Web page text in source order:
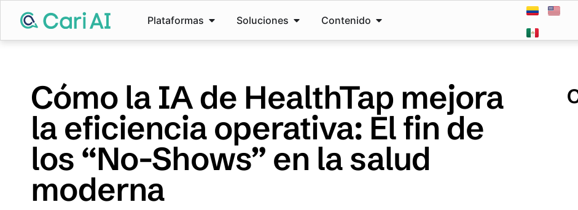
Plataformas Soluciones Contenido
Cómo la IA de HealthTap mejora
la eficiencia operativa: El fin de
los “No-Shows” en la salud
moderna